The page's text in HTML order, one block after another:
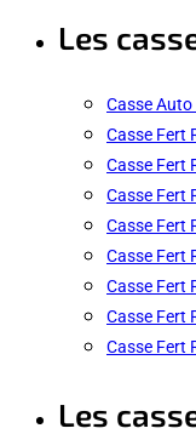
Les
Casse
Casse Fert
Casse Fert
Casse Fert
Casse Fert
Casse Fert
Casse Fert
Casse Fert
Casse Fert
Les